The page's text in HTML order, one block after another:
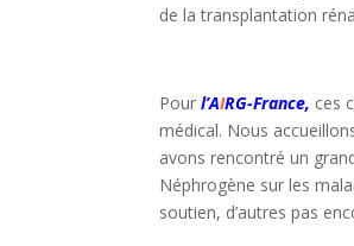
de la transplantation
Pourl’AIRG-France, ces
médical. Nous
avons rencontré un
Néphrogène sur les
soutien, d’autres pas